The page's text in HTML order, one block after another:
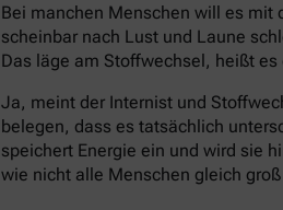
Bei manchen Menschen will es mit
scheinbar nach Lust und Laune
Das läge am Stoffwechsel, heißt
Ja, meint der Internist und
belegen, dass es tatsächlich
speichert Energie ein und wird sie
wie nicht alle Menschen gleich